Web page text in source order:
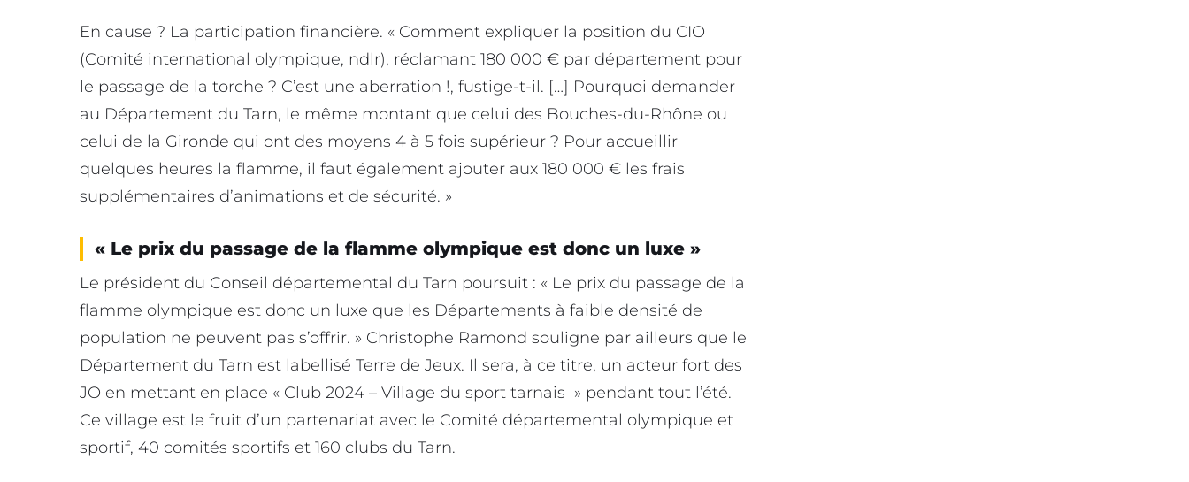
En cause ? La participation financière. « Comment expliquer la position du CIO
(Comité international olympique, ndlr), réclamant 180 000 € par département pour
le passage de la torche ? C’est une aberration !, fustige-t-il. […] Pourquoi demander
au Département du Tarn, le même montant que celui des Bouches-du-Rhône ou
celui de la Gironde qui ont des moyens 4 à 5 fois supérieur ? Pour accueillir
quelques heures la flamme, il faut également ajouter aux 180 000 € les frais
supplémentaires d’animations et de sécurité. »
« Le prix du passage de la flamme olympique est donc un luxe »
Le président du Conseil départemental du Tarn poursuit : « Le prix du passage de la
flamme olympique est donc un luxe que les Départements à faible densité de
population ne peuvent pas s’offrir. » Christophe Ramond souligne par ailleurs que le
Département du Tarn est labellisé Terre de Jeux. Il sera, à ce titre, un acteur fort des
JO en mettant en place « Club 2024 – Village du sport tarnais » pendant tout l’été.
Ce village est le fruit d’un partenariat avec le Comité départemental olympique et
sportif, 40 comités sportifs et 160 clubs du Tarn.